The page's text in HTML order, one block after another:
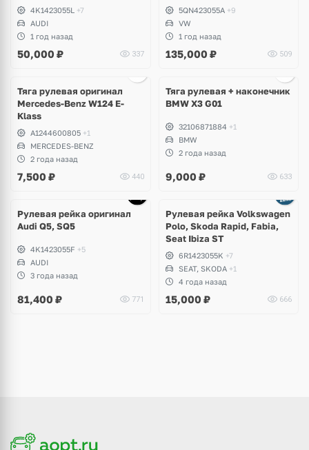
4K1423055L
+7
AUDI
1 год назад
50,000 ₽ 337
5QN423055A +9
VW
1 год назад
135,000 ₽ 509
Тяга рулевая оригинал
Mercedes-Benz W124 E-
Klass
A1244600805 +1
MERCEDES-BENZ
2 года назад
7,500 ₽ 440
Тяга рулевая + наконечник
BMW X3 G01
32106871884 +1
BMW
2 года назад
9,000 ₽ 633
Рулевая рейка оригинал
Audi Q5, SQ5
4K1423055F +5
AUDI
3 года назад
81,400 ₽ 771
Рулевая рейка Volkswagen
Polo, Skoda Rapid, Fabia,
Seat Ibiza ST
6R1423055K +7
SEAT, SKODA +1
4 года назад
15,000 ₽ 666